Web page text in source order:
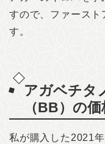
すので、ファースト
す。
アガベチタ
（BB）の
私が購入した2021